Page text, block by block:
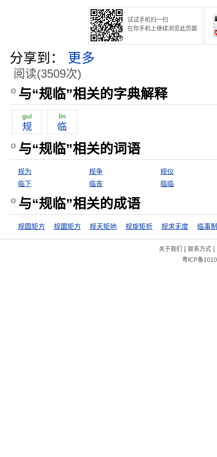
试试手机扫一扫
在你手机上继续浏览此页面
分享到： 更多
阅读(3509次)
与“规临”相关的字典解释
guī
规
lín
临
与“规临”相关的词语
规为 规争
规仪
临下
临丧 临临
与“规临”相关的成语
规圆矩方 规圜矩方 规天矩地 规旋矩折 规求无度 临事
关于我们 | 联系方式|
粤ICP备